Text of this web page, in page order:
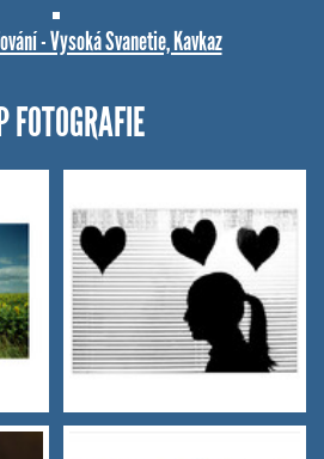
- Vysoká Svanetie, Kavkaz
FOTOGRAFIE